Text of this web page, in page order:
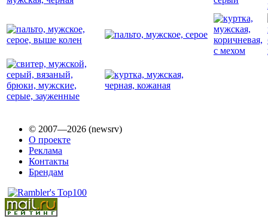
© 2007—2026 (newsrv)
О проекте
Реклама
Контакты
Брендам